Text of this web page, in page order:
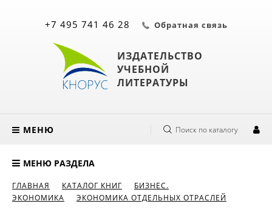
ИЗДАТЕЛЬСТВО
УЧЕБНОЙ
ЛИТЕРАТУРЫ
+7 495 741 46 28 Обратная связь
МЕНЮ Поиск по каталогу
МЕНЮ РАЗДЕЛА
ГЛАВНАЯ КАТАЛОГ КНИГ
БИЗНЕС.
ЭКОНОМИКА
ЭКОНОМИКА ОТДЕЛЬНЫХ ОТРАСЛЕЙ